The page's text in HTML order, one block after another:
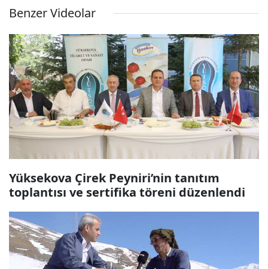
Benzer Videolar
Yüksekova Çirek Peyniri’nin tanıtım
toplantısı ve sertifika töreni düzenlendi